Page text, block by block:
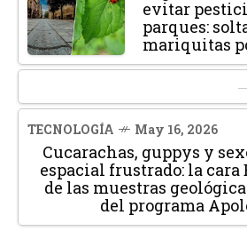
evitar
parques:
mariquitas
TECNOLOGÍA May 16, 2026
Cucarachas, guppys y
espacial frustrado: la cara
de las muestras
del programa